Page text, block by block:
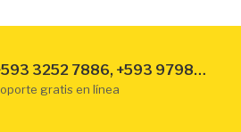
+593 3252 7886, +593 979889789
gratis en línea